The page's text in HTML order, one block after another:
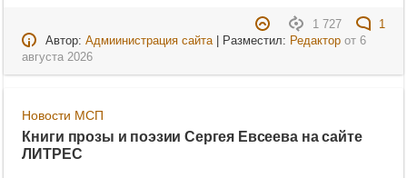
1 727
1
Автор: Адмиинистрация сайта| Разместил: Редакторот 6
августа 2026
Новости МСП
Книги прозы и поэзии Сергея Евсеева на сайте
ЛИТРЕС